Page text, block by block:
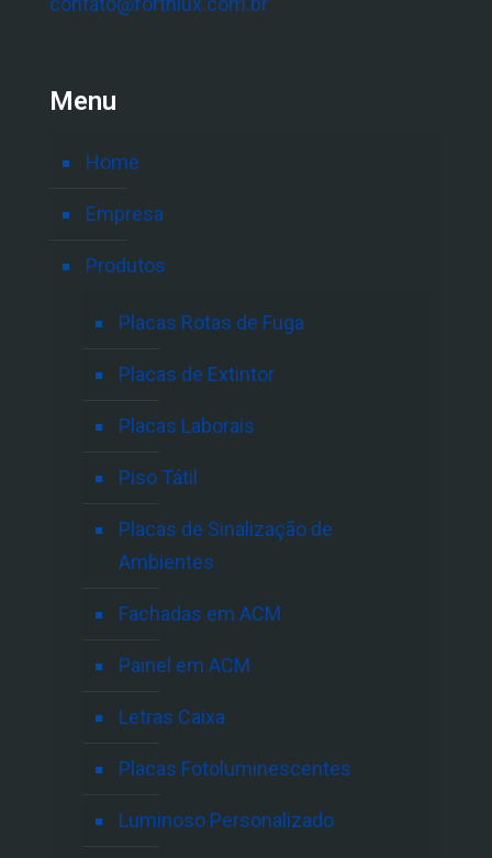
Menu
Home
Empresa
Produtos
Placas Rotas de Fuga
Placas de Extintor
Placas Laborais
Piso Tátil
Placas de Sinalização de
Ambientes
Fachadas em ACM
Painel em ACM
Letras Caixa
Placas Fotoluminescentes
Luminoso Personalizado